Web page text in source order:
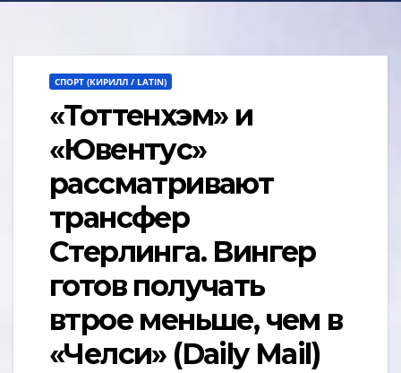
СПОРТ (КИРИЛЛ / LATIN)
«Тоттенхэм» и
«Ювентус»
рассматривают
трансфер
Стерлинга. Вингер
готов получать
втрое меньше, чем в
«Челси» (Daily Mail)